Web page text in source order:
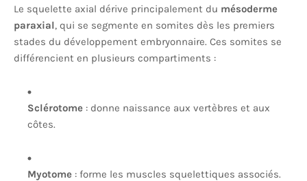
Le squelette axial dérive principalement du mésoderme
paraxial, qui se segmente en somites dès les premiers
stades du développement embryonnaire. Ces somites se
différencient en plusieurs compartiments :
Sclérotome : donne naissance aux vertèbres et aux
côtes.
Myotome : forme les muscles squelettiques associés.